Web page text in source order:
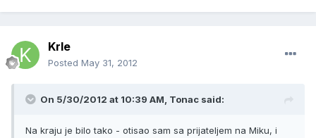
Krle
Posted May 31, 2012
On 5/30/2012 at 10:39 AM, Tonac said:
Na kraju je bilo tako - otisao sam sa prijateljem na Miku, i